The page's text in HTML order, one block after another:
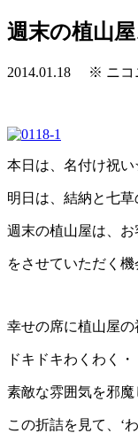
週末の植山屋
2014.01.18 ※ ニコ
本日は、名付け祝
明日は、結納と七
週末の植山屋は、
をさせていただく
幸せの席に植山屋の
ドキドキわくわく・
素敵な雰囲気を邪魔
この折詰を見て、‘